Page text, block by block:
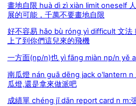
畫地自限 huà dì zì xiàn limit oneself
展的可能，千萬不要畫地自限
好不容易 hǎo bù róng yì difficult 文法
上了到你們這兒來的飛機
一方面(np/n)也 yì fāng miàn np/n yě
南瓜燈 nán guā dēng jack o'lantern n
瓜燈,還是拿來做派吧
成績單 chéng jī dān report card n m: